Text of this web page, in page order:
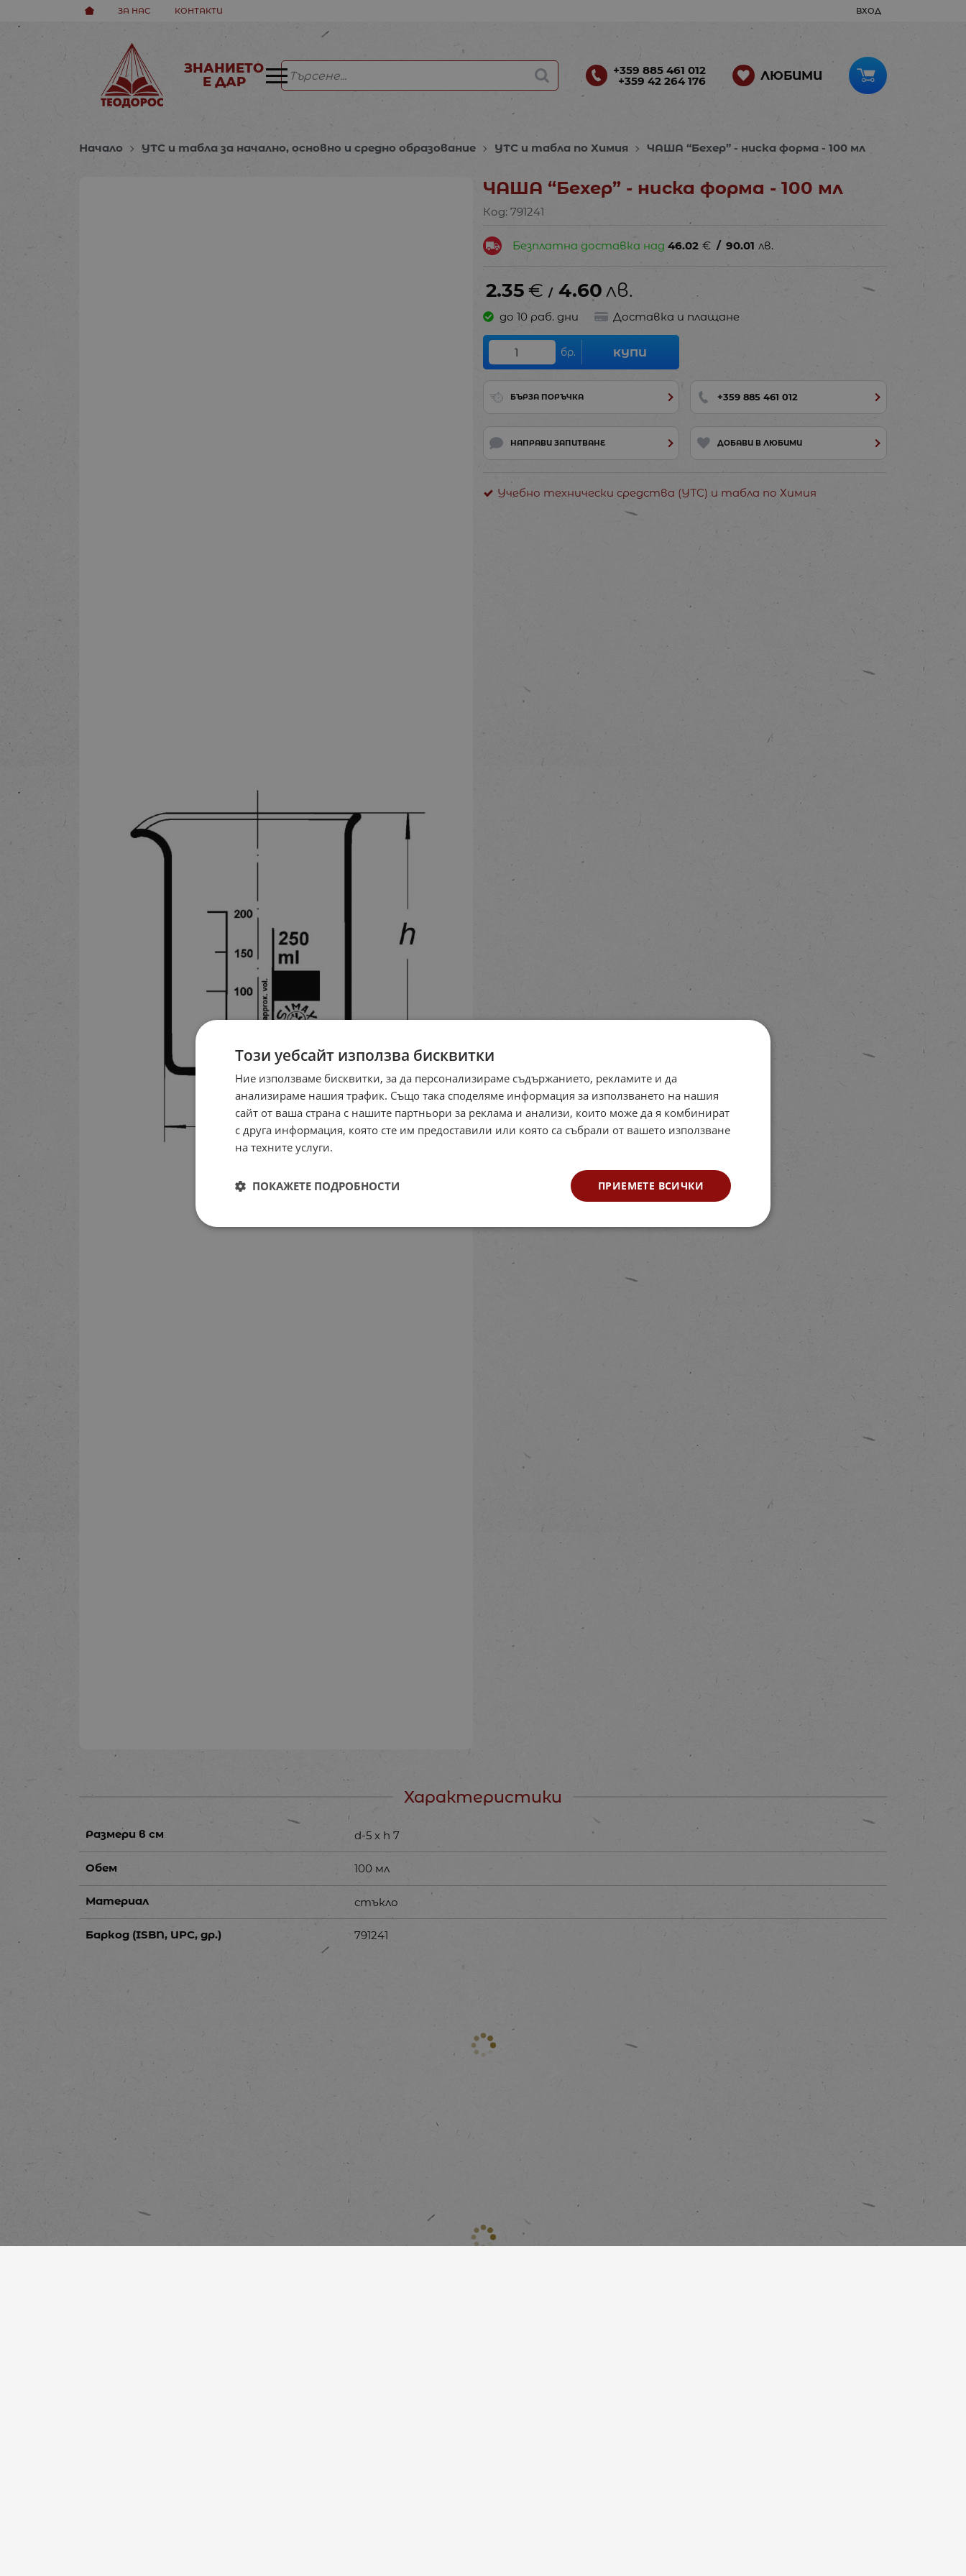
ЗА НАС КОНТАКТИ ВХОД
ЗНАНИЕТО
Е ДАР
+359 885 461 012
+359 42 264 176 ЛЮБИМИ
Начало УТС и табла за начално, основно и средно образование УТС и табла по Химия ЧАША “Бехер” - ниска форма - 100 мл
ЧАША “Бехер” - ниска форма - 100 мл
Код: 791241
Безплатна доставка над46.02 € / 90.01 лв.
2.35€ / 4.60лв.
до 10 раб. дни Доставка и плащане
бр. КУПИ
БЪРЗА ПОРЪЧКА +359 885 461 012
НАПРАВИ ЗАПИТВАНЕ ДОБАВИ В ЛЮБИМИ
Учебно технически средства (УТС) и табла по Химия
Характеристики
Размери в см d-5 х h 7
Обем 100 мл
Материал стъкло
Баркод (ISBN, UPC, др.) 791241
Този уебсайт използва бисквитки
Ние използваме бисквитки, за да персонализираме съдържанието, рекламите и да
анализираме нашия трафик. Също така споделяме информация за използването на нашия
сайт от ваша страна с нашите партньори за реклама и анализи, които може да я комбинират
с друга информация, която сте им предоставили или която са събрали от вашето използване
на техните услуги.
ПРИЕМЕТЕ ВСИЧКИ
ПОКАЖЕТЕ ПОДРОБНОСТИ